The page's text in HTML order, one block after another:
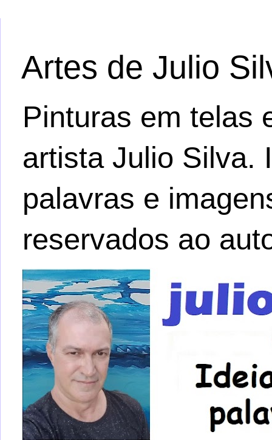
Artes de Julio
Pinturas em telas
artista Julio Silva.
palavras e
reservados ao